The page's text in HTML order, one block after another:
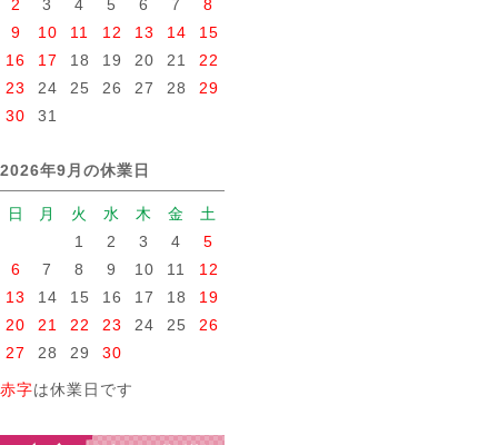
2 3 4 5 6 7
8
9
10 11 12 13 14
15
16
17 18 19 20 21
22
23
24 25 26 27 28
29
30
31
2026年9月の休業日
日 月 火 水 木 金
土
1
2 3 4
5
6
7 8 9 10 11
12
13
14 15 16 17 18
19
20
21 22 23 24 25
26
27
28 29 30
赤字は休業日です